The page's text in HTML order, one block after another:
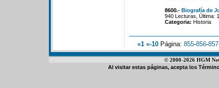
8600.- Biografía de
940 Lecturas, Última:
Categoria: Historia
«1 «-10 Página: 855-856-857
© 2000-2026 HGM
Al visitar estas páginas, acepta los